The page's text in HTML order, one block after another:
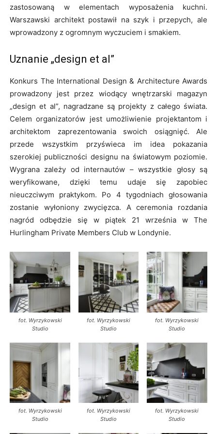
zastosowaną w elementach wyposażenia kuchni.
Warszawski architekt postawił na szyk i przepych, ale
wprowadzony z ogromnym wyczuciem i smakiem.
Uznanie „design et al”
Konkurs The International Design & Architecture Awards
prowadzony jest przez wiodący wnętrzarski magazyn
„design et al”, nagradzane są projekty z całego świata.
Celem organizatorów jest umożliwienie projektantom i
architektom zaprezentowania swoich osiągnięć. Ale
przede wszystkim przyświeca im idea pokazania
szerokiej publiczności designu na światowym poziomie.
Wygrana zależy od internautów – wszystkie głosy są
weryfikowane, dzięki temu udaje się zapobiec
nieuczciwym praktykom. Po 4 tygodniach głosowania
zostanie wyłoniony zwycięzca. A ceremonia rozdania
nagród odbędzie się w piątek 21 września w The
Hurlingham Private Members Club w Londynie.
fot. Wyrzykowski
Studio
fot. Wyrzykowski
Studio
fot. Wyrzykowski
Studio
fot. Wyrzykowski
Studio
fot. Wyrzykowski
Studio
fot. Wyrzykowski
Studio